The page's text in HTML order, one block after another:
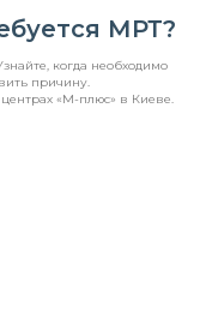
МРТ?
когда необходимо
причину.
«М-плюс» в Киеве.